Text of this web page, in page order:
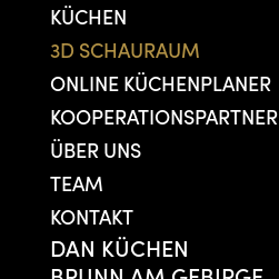
KÜCHEN
3D SCHAURAUM
ONLINE KÜCHENPLANER
KOOPERATIONSPARTNER
ÜBER UNS
TEAM
KONTAKT
DAN KÜCHEN